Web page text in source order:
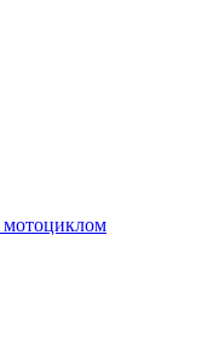
мотоциклом